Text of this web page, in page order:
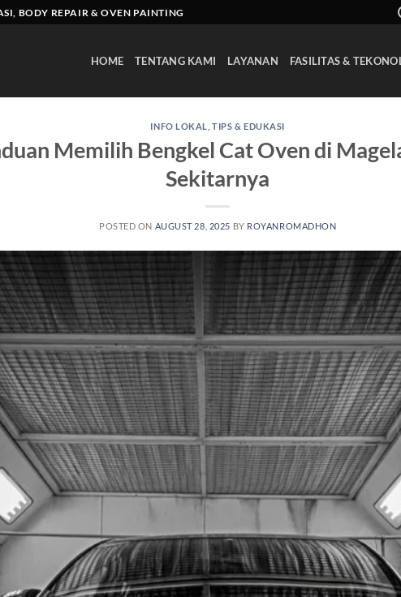
BODY REPAIR & OVEN PAINTING
HOME TENTANG KAMI LAYANAN FASILITAS &
INFO LOKAL ,TIPS & EDUKASI
Memilih Bengkel Cat Oven di
Sekitarnya
POSTED ON AUGUST 28, 2025 BY ROYANROMADHON